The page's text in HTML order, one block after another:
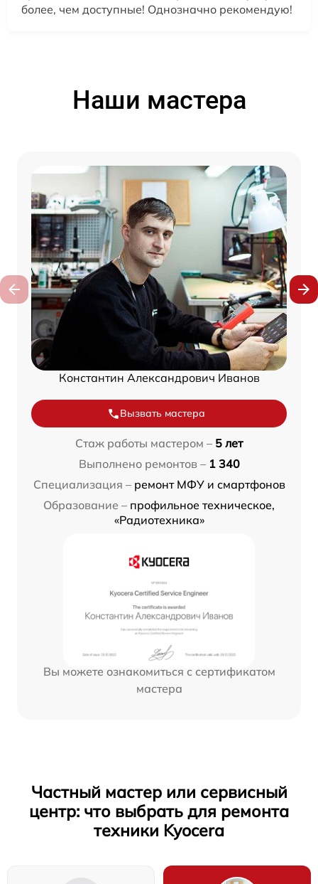
более, чем доступные! Однозначно рекомендую!
Наши мастера
Константин Александрович Иванов
Вызвать мастера
Стаж работы мастером – 5 лет
Выполнено ремонтов – 1 340
Специализация – ремонт МФУ и смартфонов
Образование – профильное техническое,
«Радиотехника»
Вы можете ознакомиться с сертификатом
мастера
Частный мастер или сервисный
центр: что выбрать для ремонта
техники Kyocera